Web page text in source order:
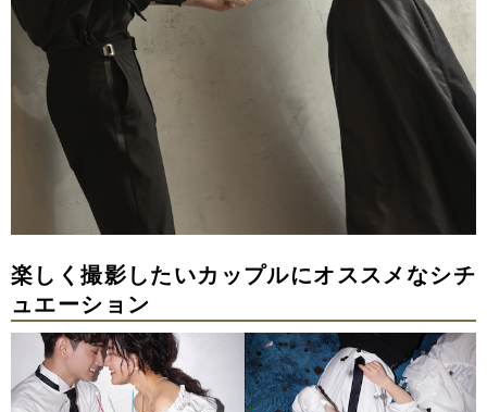
楽しく撮影したいカップルにオススメなシチ
ュエーション